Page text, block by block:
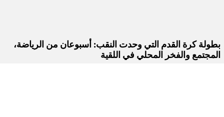
بطولة كرة القدم التي وحدت النقب: أسبوعان من الرياضة،
المجتمع والفخر المحلي في اللقية